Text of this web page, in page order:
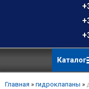
Каталог
Главная » гидроклапаны »